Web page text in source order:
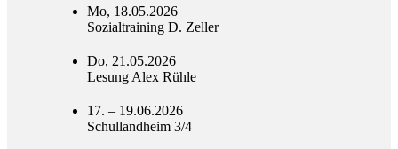
Mo, 18.05.2026
Sozialtraining D. Zeller
Do, 21.05.2026
Lesung Alex Rühle
17. – 19.06.2026
Schullandheim 3/4